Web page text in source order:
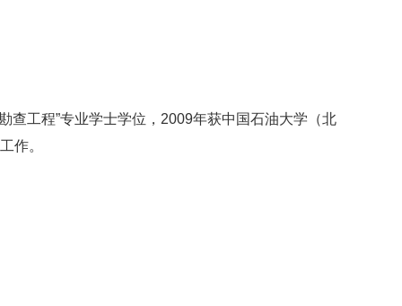
查工程”专业学士学位，2009年获中国石油大学（北
作。